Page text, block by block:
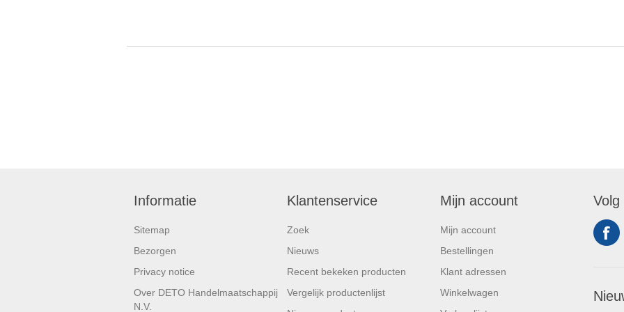
Informatie
Sitemap
Bezorgen
Privacy notice
Over DETO Handelmaatschappij
N.V.
Klantenservice
Zoek
Nieuws
Recent bekeken producten
Vergelijk productenlijst
Mijn account
Mijn account
Bestellingen
Klant adressen
Winkelwagen
Volg